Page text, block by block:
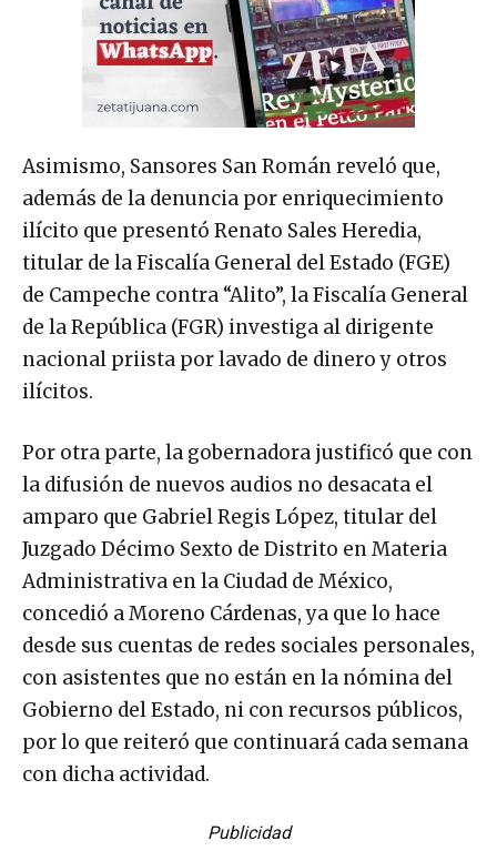
Asimismo, Sansores San Román reveló que,
además de la denuncia por enriquecimiento
ilícito que presentó Renato Sales Heredia,
titular de la Fiscalía General del Estado (FGE)
de Campeche contra “Alito”, la Fiscalía General
de la República (FGR) investiga al dirigente
nacional priista por lavado de dinero y otros
ilícitos.
Por otra parte, la gobernadora justificó que con
la difusión de nuevos audios no desacata el
amparo que Gabriel Regis López, titular del
Juzgado Décimo Sexto de Distrito en Materia
Administrativa en la Ciudad de México,
concedió a Moreno Cárdenas, ya que lo hace
desde sus cuentas de redes sociales personales,
con asistentes que no están en la nómina del
Gobierno del Estado, ni con recursos públicos,
por lo que reiteró que continuará cada semana
con dicha actividad.
Publicidad